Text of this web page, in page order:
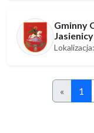
Gminny
Jasienicy
« 1